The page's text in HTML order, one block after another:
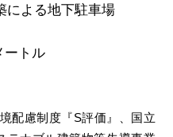
よる地下駐車場
トル
配慮制度『S評価』、国立